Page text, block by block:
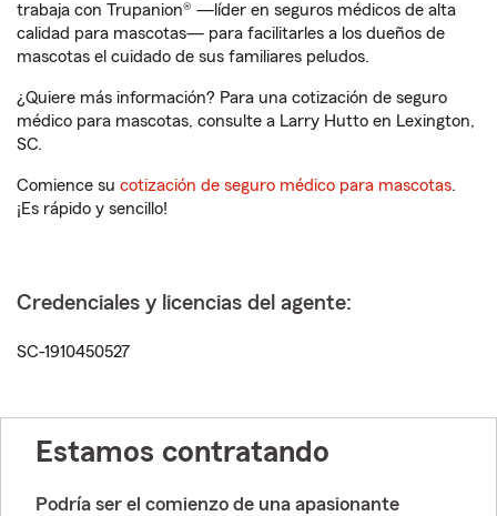
trabaja con Trupanion® —líder en seguros médicos de alta
calidad para mascotas— para facilitarles a los dueños de
mascotas el cuidado de sus familiares peludos.
¿Quiere más información? Para una cotización de seguro
médico para mascotas, consulte a Larry Hutto en Lexington,
SC.
Comience su cotización de seguro médico para mascotas.
¡Es rápido y sencillo!
Credenciales y licencias del agente:
SC-1910450527
Estamos contratando
Podría ser el comienzo de una apasionante